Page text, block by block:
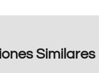
entradas
Similares